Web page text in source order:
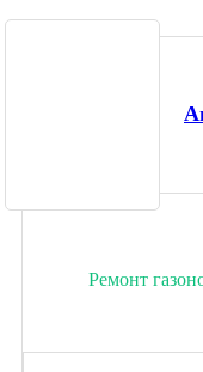
Ремонт